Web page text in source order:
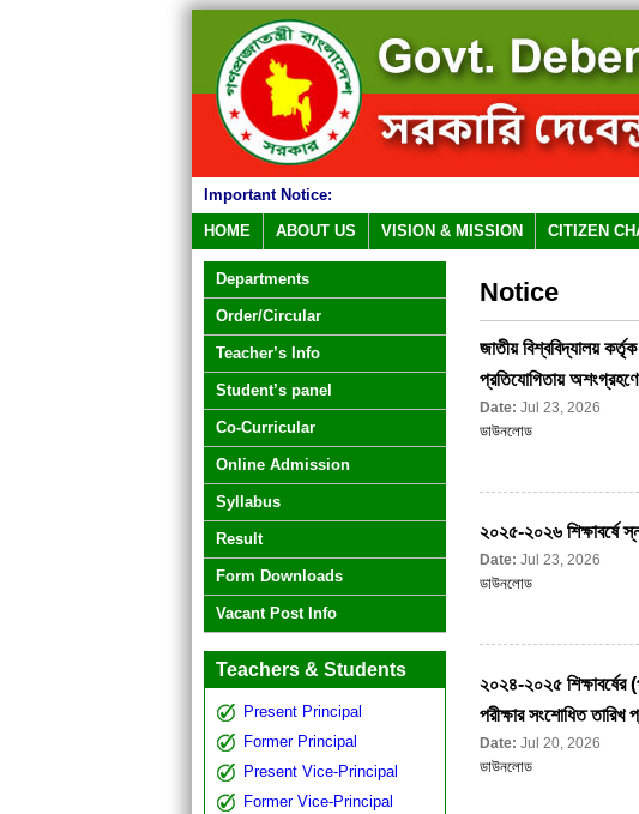
Important Notice:
HOME
ABOUT US VISION & MISSION CITIZEN
Departments
Order/Circular
Teacher’s Info
Student’s panel
Co-Curricular
Online Admission
Syllabus
Result
Form Downloads
Vacant Post Info
Teachers & Students
Present Principal
Former Principal
Present Vice-Principal
Former Vice-Principal
Notice
জাতীয় বিশ্ববিদ্যালয়
প্রতিযোগিতায় অশংগ্রহণে
Date: Jul 23, 2026
ডাউনলোড
২০২৫-২০২৬ শিক্ষাবর্ষে
Date: Jul 23, 2026
ডাউনলোড
২০২৪-২০২৫ শিক্ষাবর্ষের
পরীক্ষার সংশোধিত তারিখ
Date: Jul 20, 2026
ডাউনলোড